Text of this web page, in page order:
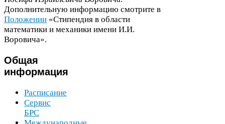
Дополнительную информацию смотрите в
Положении «Стипендия в области
математики и механики имени И.И.
Воровича».
Общая
информация
Расписание
Сервис
БРС